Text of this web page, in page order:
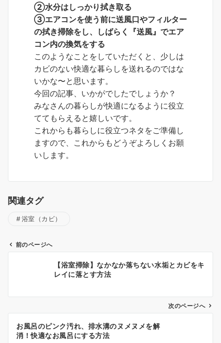
②水分はしっかり拭き取る
③エアコンを使う前に送風口やフィルター
の拭き掃除をし、しばらく『送風』でエア
コン内の換気をする
このようなことをしていただくと、少しは
カビのない快適な暮らしを送れるのではな
いかな〜と思います。
今回の記事、いかがでしたでしょうか？
みなさんの暮らしが快適になるように役立
ててもらえると嬉しいです。
これからも暮らしに役立つネタをご準備し
ますので、これからもどうぞよろしくお願
いします。
関連タグ
浴室（カビ）
前のページへ
【浴室掃除】なかなか落ちない水垢とカビをキ
レイに落とす方法
次のページへ
お風呂のピンク汚れ、排水溝のヌメヌメを解
消！快適なお風呂にする方法